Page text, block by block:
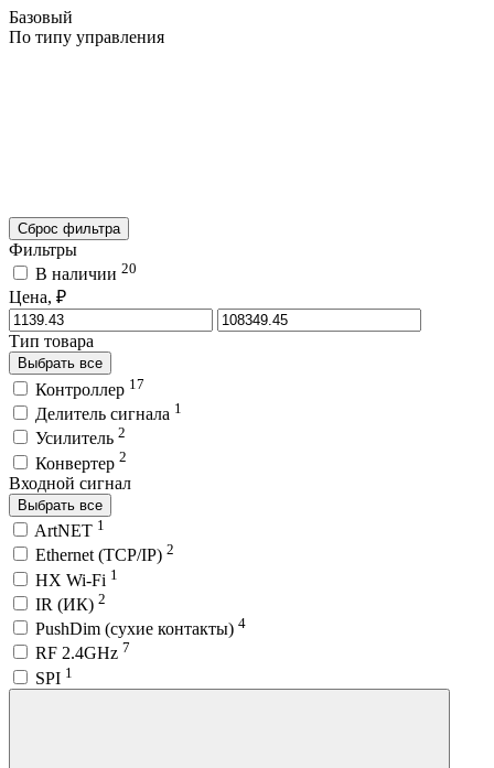
Базовый
По типу управления
Сброс фильтра
Фильтры
В наличии 20
Цена, ₽
Тип товара
Выбрать все
Контроллер 17
Делитель сигнала 1
Усилитель 2
Конвертер 2
Входной сигнал
Выбрать все
ArtNET 1
Ethernet (TCP/IP) 2
HX Wi-Fi 1
IR (ИК) 2
PushDim (сухие контакты) 4
RF 2.4GHz 7
SPI 1